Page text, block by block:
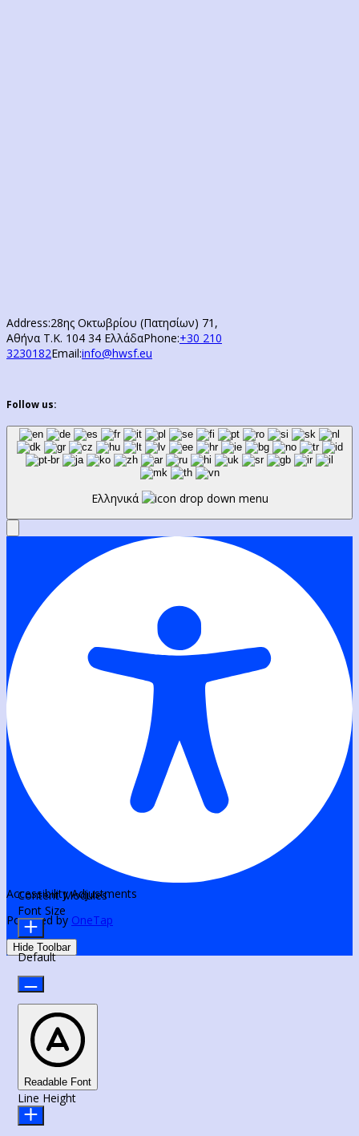
Address:28ης Οκτωβρίου (Πατησίων) 71,
Αθήνα Τ.Κ. 104 34 ΕλλάδαPhone:+30 210
3230182Email:info@hwsf.eu
Follow us:
Ελληνικά
Accessibility Adjustments
Powered by OneTap
Hide Toolbar
Content Modules
Font Size
Default
Readable Font
Line Height